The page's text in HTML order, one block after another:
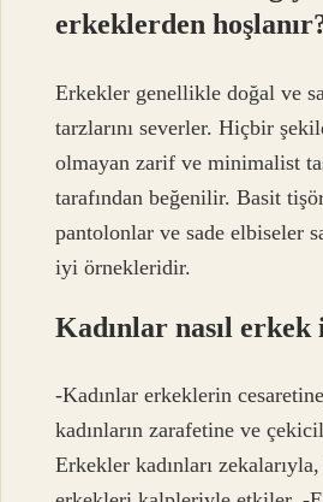
erkeklerden
Erkekler genellikle doğal ve
tarzlarını severler. Hiçbir
olmayan zarif ve minimalist
tarafından beğenilir. Basit
pantolonlar ve sade elbiseler
iyi örnekleridir.
Kadınlar nasıl erkek
-Kadınlar erkeklerin
kadınların zarafetine ve
Erkekler kadınları